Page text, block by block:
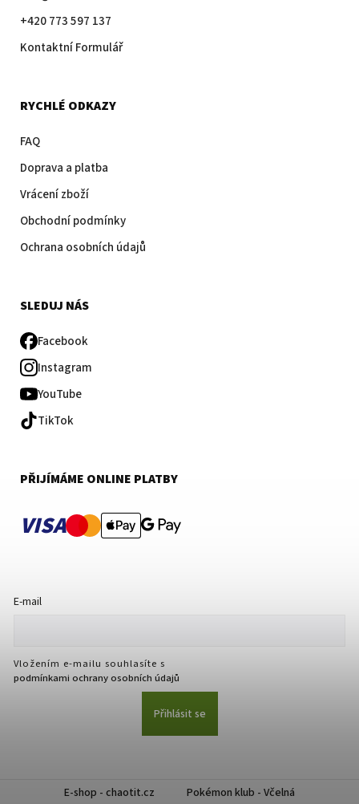
+420 773 597 137
Kontaktní Formulář
RYCHLÉ ODKAZY
FAQ
Doprava a platba
Vrácení zboží
Obchodní podmínky
Ochrana osobních údajů
SLEDUJ NÁS
Facebook
Instagram
YouTube
TikTok
PŘIJÍMÁME ONLINE PLATBY
VISA
E-mail
Vložením e-mailu souhlasíte s
podmínkami ochrany osobních údajů
Přihlásit se
E-shop - chaotit.cz Pokémon klub - Včelná